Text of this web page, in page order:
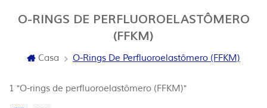
O-RINGS DE PERFLUOROELASTÔMERO
(FFKM)
Casa O-Rings De Perfluoroelastômero (FFKM)
1 "O-rings de perfluoroelastômero (FFKM)"